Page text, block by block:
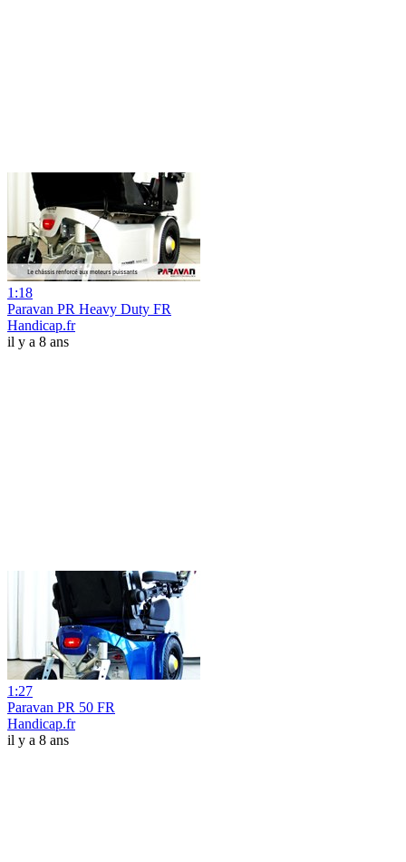
1:18
Paravan PR Heavy Duty FR
Handicap.fr
il y a 8 ans
1:27
Paravan PR 50 FR
Handicap.fr
il y a 8 ans